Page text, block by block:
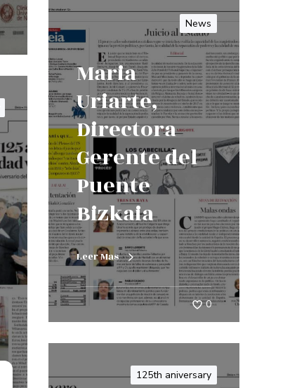
News
Maria
Uriarte,
Directora
Gerente del
Puente
Bizkaia
Leer Mas
0
125th aniversary